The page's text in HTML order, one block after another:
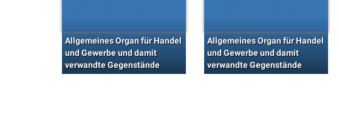
Allgemeines Organ für Handel
und Gewerbe und damit
verwandte Gegenstände
Allgemeines Organ für Handel
und Gewerbe und damit
verwandte Gegenstände